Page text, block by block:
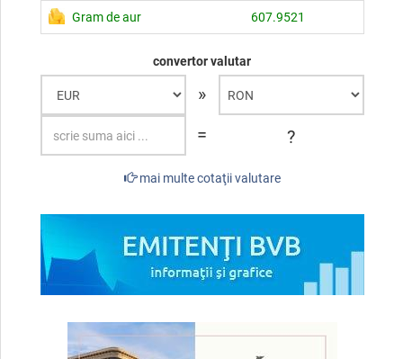
Gram de aur 607.9521
convertor valutar
»
=
?
mai multe cotaţii valutare